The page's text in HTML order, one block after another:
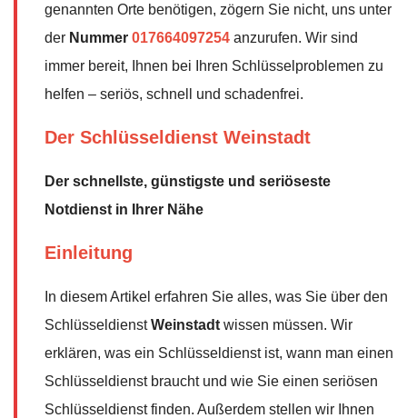
genannten Orte benötigen, zögern Sie nicht, uns unter
der Nummer 017664097254 anzurufen. Wir sind
immer bereit, Ihnen bei Ihren Schlüsselproblemen zu
helfen – seriös, schnell und schadenfrei.
Der Schlüsseldienst Weinstadt
Der schnellste, günstigste und seriöseste
Notdienst in Ihrer Nähe
Einleitung
In diesem Artikel erfahren Sie alles, was Sie über den
SchlüsseldienstWeinstadt wissen müssen. Wir
erklären, was ein Schlüsseldienst ist, wann man einen
Schlüsseldienst braucht und wie Sie einen seriösen
Schlüsseldienst finden. Außerdem stellen wir Ihnen